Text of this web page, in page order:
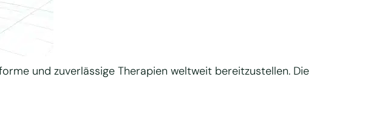
und zuverlässige Therapien weltweit bereitzustellen. Die